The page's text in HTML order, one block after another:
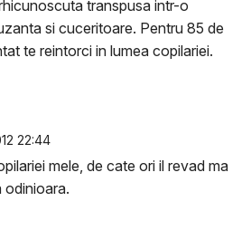
transpusa intr-o
si cuceritoare. Pentru 85 de
te reintorci in lumea copilariei.
22:44
mele, de cate ori il revad ma
odinioara.